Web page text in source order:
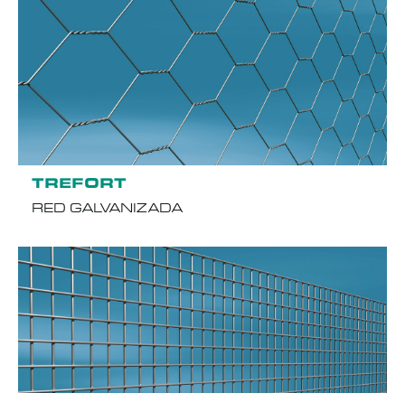
TREFORT
RED GALVANIZADA